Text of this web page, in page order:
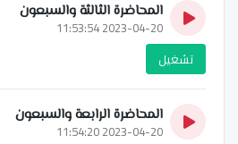
المحاضرة الثالثة والسبعون
2023-04-20 11:53:54
تشغيل
المحاضرة الرابعة والسبعون
2023-04-20 11:54:20